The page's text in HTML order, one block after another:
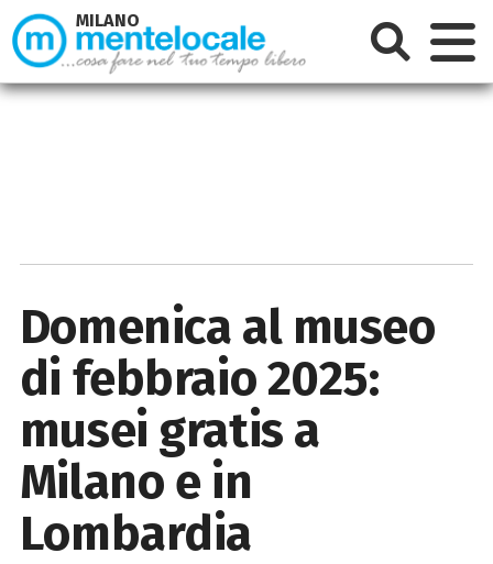
Domenica al museo
di febbraio 2025:
musei gratis a
Milano e in
Lombardia
MILANO